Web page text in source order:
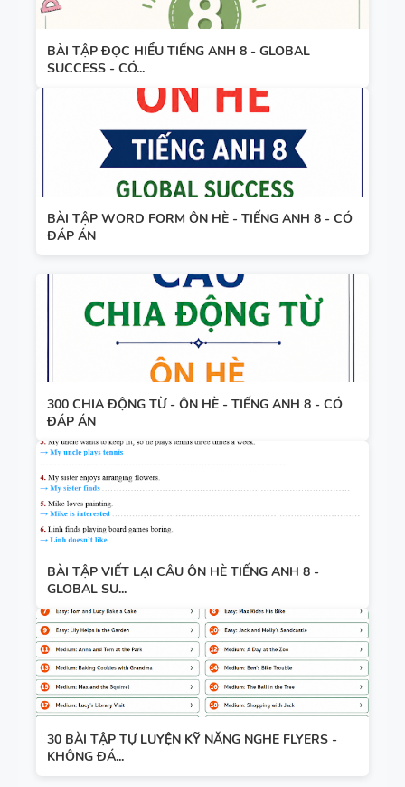
BÀI TẬP ĐỌC HIỂU TIẾNG ANH 8 - GLOBAL
SUCCESS - CÓ...
BÀI TẬP WORD FORM ÔN HÈ - TIẾNG ANH 8 - CÓ
ĐÁP ÁN
300 CHIA ĐỘNG TỪ - ÔN HÈ - TIẾNG ANH 8 - CÓ
ĐÁP ÁN
BÀI TẬP VIẾT LẠI CÂU ÔN HÈ TIẾNG ANH 8 -
GLOBAL SU...
30 BÀI TẬP TỰ LUYỆN KỸ NĂNG NGHE FLYERS -
KHÔNG ĐÁ...